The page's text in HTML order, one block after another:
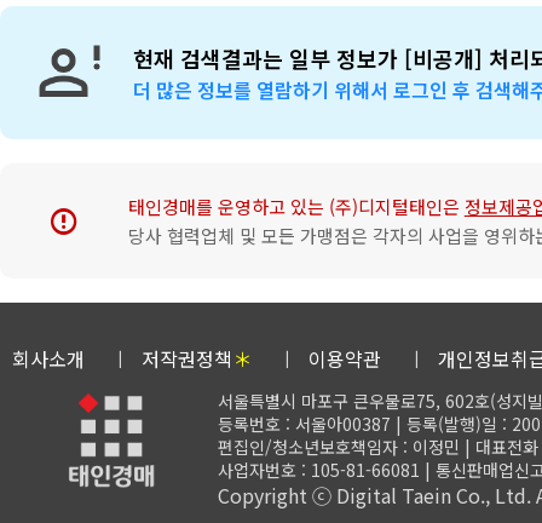
현재 검색결과는 일부 정보가 [비공개] 처리
더 많은 정보를 열람하기 위해서 로그인 후 검색해
error 태인경매를 운영하고 있는 (주)디지털태인은 정보제공
당사 협력업체 및 모든 가맹점은 각자의 사업을 영위
회사소개 저작권정책 ＊ 이용약관 개인정보취
서울특별시 마포구 큰우물로75, 602호(성지
등록번호 : 서울아00387 | 등록(발행)일 :
편집인/청소년보호책임자 : 이정민 | 대표
사업자번호 : 105-81-66081 | 통신판매업
Copyright ⓒ Digital Taein Co., Ltd.